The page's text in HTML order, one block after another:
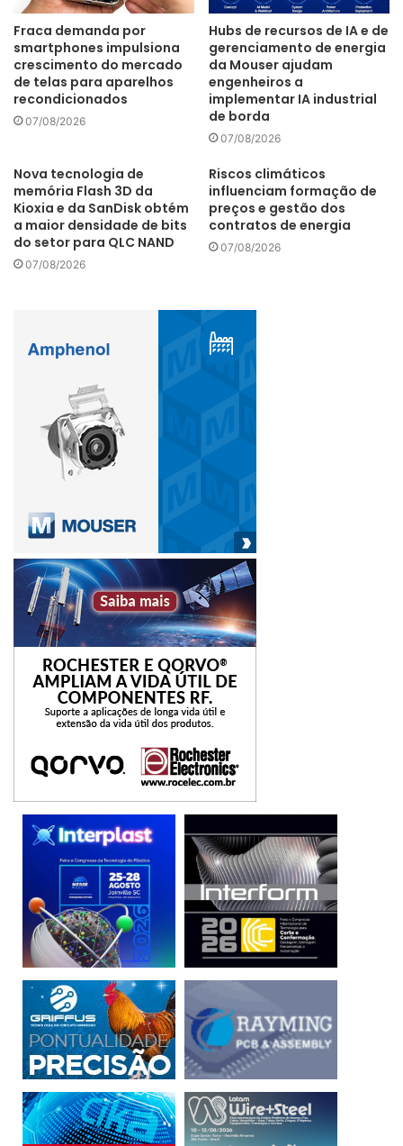
diversas funções integradas, eliminando grande parte dos
componentes de um quadro de comando de motores e
com versões que vão desde o simples controle de
velocidade até opções mais completas.”
funções Hercules inversores
Manutenção Máquinas motores
Fraca demanda por
smartphones impulsiona
crescimento do mercado
de telas para aparelhos
recondicionados
07/08/2026
Hubs de recursos de IA e de
gerenciamento de energia
da Mouser ajudam
engenheiros a
implementar IA industrial
de borda
07/08/2026
Nova tecnologia de
memória Flash 3D da
Kioxia e da SanDisk obtém
a maior densidade de bits
do setor para QLC NAND
07/08/2026
Riscos climáticos
influenciam formação de
preços e gestão dos
contratos de energia
07/08/2026